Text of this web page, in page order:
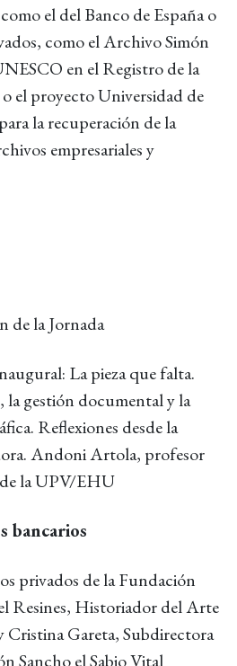
el del Banco de España o
como el Archivo Simón
en el Registro de la
el proyecto Universidad de
la recuperación de la
empresariales y
de la Jornada
La pieza que falta.
la gestión documental y la
Reflexiones desde la
Andoni Artola, profesor
la UPV/EHU
bancarios
privados de la Fundación
Resines, Historiador del Arte
Cristina Gareta, Subdirectora
Sancho el Sabio Vital